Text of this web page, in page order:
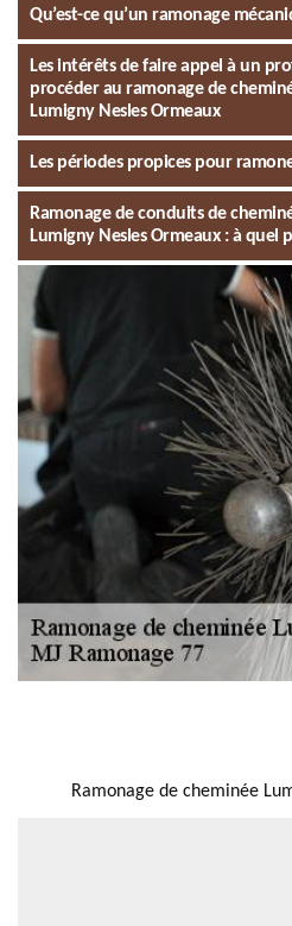
Qu’est-ce qu’un ramonage
Les intérêts de faire appel à un
procéder au ramonage de
Lumigny Nesles Ormeaux
Les périodes propices pour
Ramonage de conduits de
Lumigny Nesles Ormeaux : à quel
Ramonage de cheminée